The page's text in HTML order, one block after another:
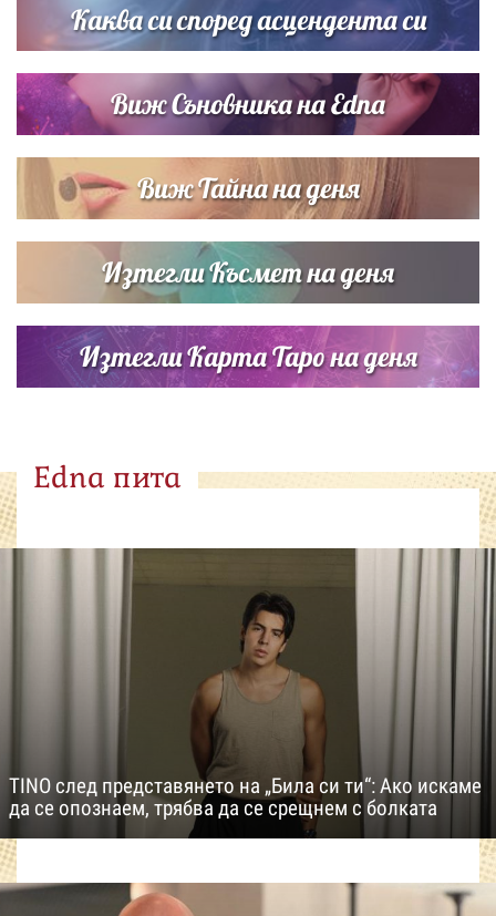
Каква си според асцендента си
Виж Съновника на Edna
Виж Тайна на деня
Изтегли Късмет на деня
Изтегли Карта Таро на деня
Edna пита
TINO след представянето на „Била си ти“: Ако искаме
да се опознаем, трябва да се срещнем с болката